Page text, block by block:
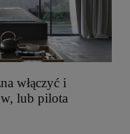
włączyć i
lub pilota